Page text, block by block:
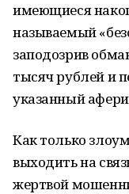
имеющиеся
называемый
заподозрив
тысяч рублей и
указанный
Как только
выходить на
жертвой